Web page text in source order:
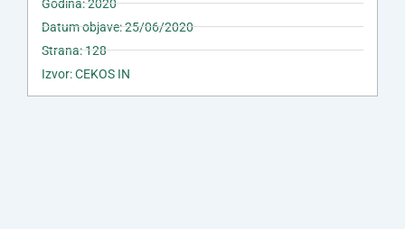
Godina: 2020
Datum objave: 25/06/2020
Strana: 128
Izvor: CEKOS IN